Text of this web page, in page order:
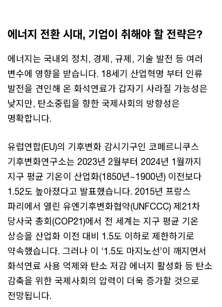
에너지 전환 시대, 기업이 취해야 할 전략은?
에너지는 국내외 정치, 경제, 규제, 기술 발전 등 여러
변수에 영향을 받습니다. 18세기 산업혁명 부터 인류
발전을 견인해 온 화석연료가 갑자기 사라질 가능성은
낮지만, 탄소중립을 향한 국제사회의 방향성은
명확합니다.
유럽연합(EU)의 기후변화 감시기구인 코페르니쿠스
기후변화연구소는 2023년 2월부터 2024년 1월까지
지구 평균 기온이 산업화(1850년~1900년) 이전보다
1.52도 높아졌다고 발표했습니다. 2015년 프랑스
파리에서 열린 유엔기후변화협약(UNFCCC) 제21차
당사국 총회(COP21)에서 전 세계는 지구 평균 기온
상승을 산업화 이전 대비 1.5도 이하로 제한하기로
약속했습니다. 그러나 이 ‘1.5도 마지노선’이 깨지면서
화석연료 사용 억제와 탄소 저감 에너지 활성화 등 탄소
감축을 위한 국제사회의 압력이 더욱 증가할 것으로
전망됩니다.